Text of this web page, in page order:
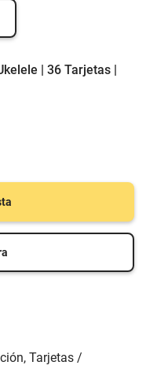
| 36 Tarjetas |
Tarjetas /